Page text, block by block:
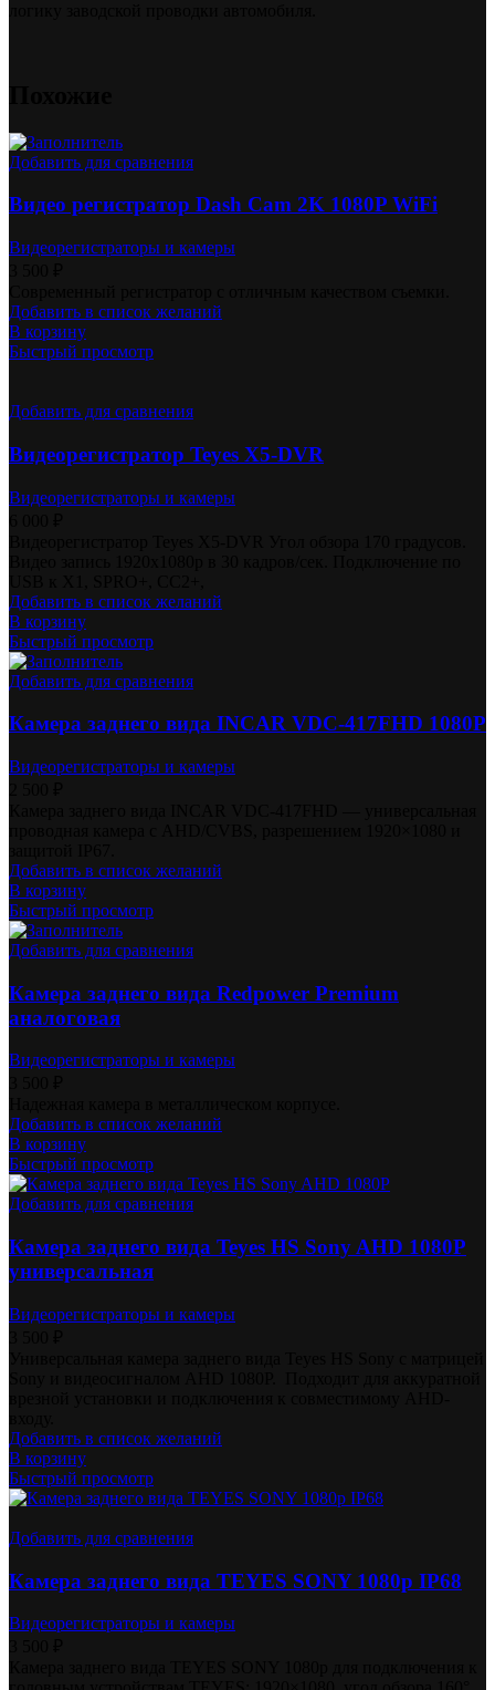
Добавить для сравнения
Видео регистратор Dash Cam 2K 1080P WiFi
Видеорегистраторы и камеры
Добавить в список желаний
В корзину
Быстрый просмотр
Добавить для сравнения
Видеорегистратор Teyes X5-DVR
Видеорегистраторы и камеры
Добавить в список желаний
В корзину
Быстрый просмотр
Добавить для сравнения
Камера заднего вида INCAR VDC-417FHD 1080P
Видеорегистраторы и камеры
Добавить в список желаний
В корзину
Быстрый просмотр
Добавить для сравнения
Камера заднего вида Redpower Premium
аналоговая
Видеорегистраторы и камеры
Добавить в список желаний
В корзину
Быстрый просмотр
Добавить для сравнения
Камера заднего вида Teyes HS Sony AHD 1080P
универсальная
Видеорегистраторы и камеры
Добавить в список желаний
В корзину
Быстрый просмотр
Добавить для сравнения
Камера заднего вида TEYES SONY 1080p IP68
Видеорегистраторы и камеры